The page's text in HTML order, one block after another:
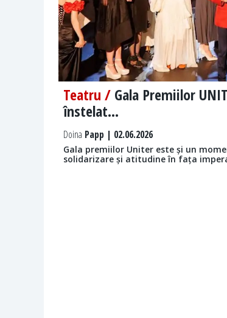
Teatru / Gala Premiilor
înstelat...
Doina Papp | 02.06.2026
Gala premiilor Uniter este și un
solidarizare și atitudine în fața